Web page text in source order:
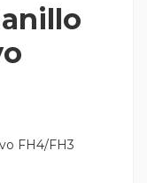
FH4/FH3